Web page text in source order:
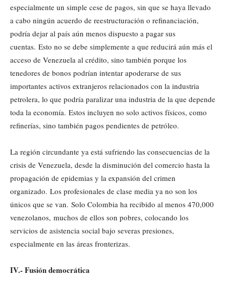
especialmente un simple cese de pagos, sin que se haya llevado
a cabo ningún acuerdo de reestructuración o refinanciación,
podría dejar al país aún menos dispuesto a pagar sus
cuentas. Esto no se debe simplemente a que reducirá aún más el
acceso de Venezuela al crédito, sino también porque los
tenedores de bonos podrían intentar apoderarse de sus
importantes activos extranjeros relacionados con la industria
petrolera, lo que podría paralizar una industria de la que depende
toda la economía. Estos incluyen no solo activos físicos, como
refinerías, sino también pagos pendientes de petróleo.
La región circundante ya está sufriendo las consecuencias de la
crisis de Venezuela, desde la disminución del comercio hasta la
propagación de epidemias y la expansión del crimen
organizado. Los profesionales de clase media ya no son los
únicos que se van. Solo Colombia ha recibido al menos 470,000
venezolanos, muchos de ellos son pobres, colocando los
servicios de asistencia social bajo severas presiones,
especialmente en las áreas fronterizas.
IV.- Fusión democrática